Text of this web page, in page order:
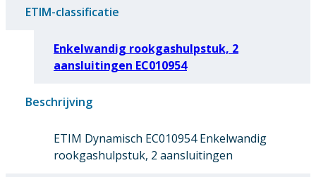
ETIM-classificatie
Enkelwandig rookgashulpstuk, 2
aansluitingen EC010954
Beschrijving
ETIM Dynamisch EC010954 Enkelwandig
rookgashulpstuk, 2 aansluitingen